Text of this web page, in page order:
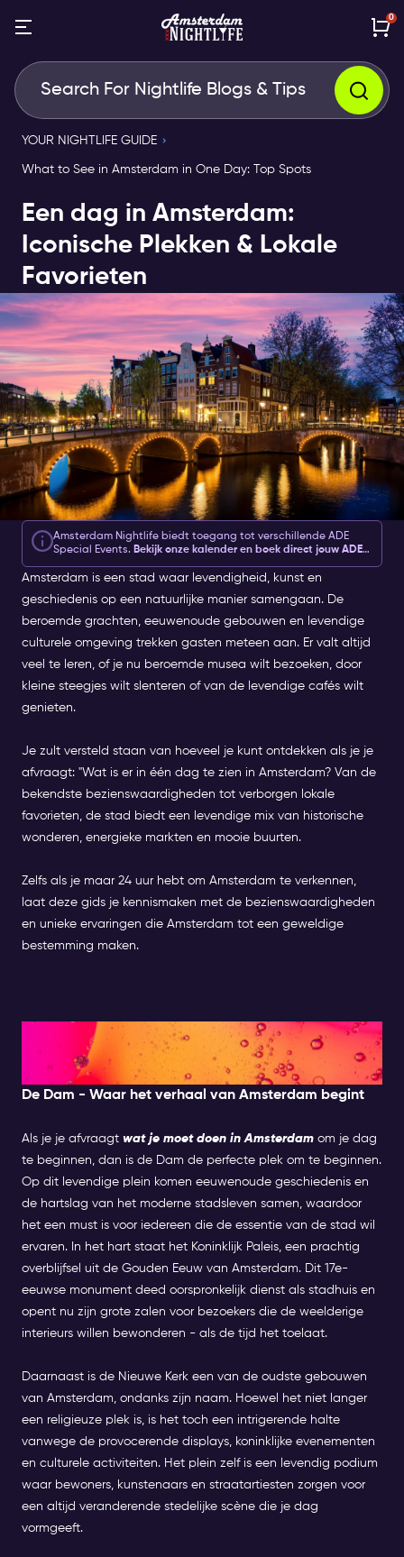
0
YOUR NIGHTLIFE GUIDE
What to See in Amsterdam in One Day: Top Spots
Een dag in Amsterdam:
Iconische Plekken & Lokale
Favorieten
Amsterdam Nightlife biedt toegang tot verschillende ADE
Special Events. Bekijk onze kalender en boek direct jouw ADE
Amsterdam is een stad waar levendigheid, kunst en
geschiedenis op een natuurlijke manier samengaan. De
beroemde grachten, eeuwenoude gebouwen en levendige
culturele omgeving trekken gasten meteen aan. Er valt altijd
veel te leren, of je nu beroemde musea wilt bezoeken, door
kleine steegjes wilt slenteren of van de levendige cafés wilt
genieten.
Je zult versteld staan van hoeveel je kunt ontdekken als je je
afvraagt: "Wat is er in één dag te zien in Amsterdam? Van de
bekendste bezienswaardigheden tot verborgen lokale
favorieten, de stad biedt een levendige mix van historische
wonderen, energieke markten en mooie buurten.
Zelfs als je maar 24 uur hebt om Amsterdam te verkennen,
laat deze gids je kennismaken met de bezienswaardigheden
en unieke ervaringen die Amsterdam tot een geweldige
bestemming maken.
Ochtend: Het historische
centrum verkennen
De Dam - Waar het verhaal van Amsterdam begint
Als je je afvraagt wat je moet doen in Amsterdam om je dag
te beginnen, dan is de Dam de perfecte plek om te beginnen.
Op dit levendige plein komen eeuwenoude geschiedenis en
de hartslag van het moderne stadsleven samen, waardoor
het een must is voor iedereen die de essentie van de stad wil
ervaren. In het hart staat het Koninklijk Paleis, een prachtig
overblijfsel uit de Gouden Eeuw van Amsterdam. Dit 17e-
eeuwse monument deed oorspronkelijk dienst als stadhuis en
opent nu zijn grote zalen voor bezoekers die de weelderige
interieurs willen bewonderen - als de tijd het toelaat.
Daarnaast is de Nieuwe Kerk een van de oudste gebouwen
van Amsterdam, ondanks zijn naam. Hoewel het niet langer
een religieuze plek is, is het toch een intrigerende halte
vanwege de provocerende displays, koninklijke evenementen
en culturele activiteiten. Het plein zelf is een levendig podium
waar bewoners, kunstenaars en straatartiesten zorgen voor
een altijd veranderende stedelijke scène die je dag
vormgeeft.